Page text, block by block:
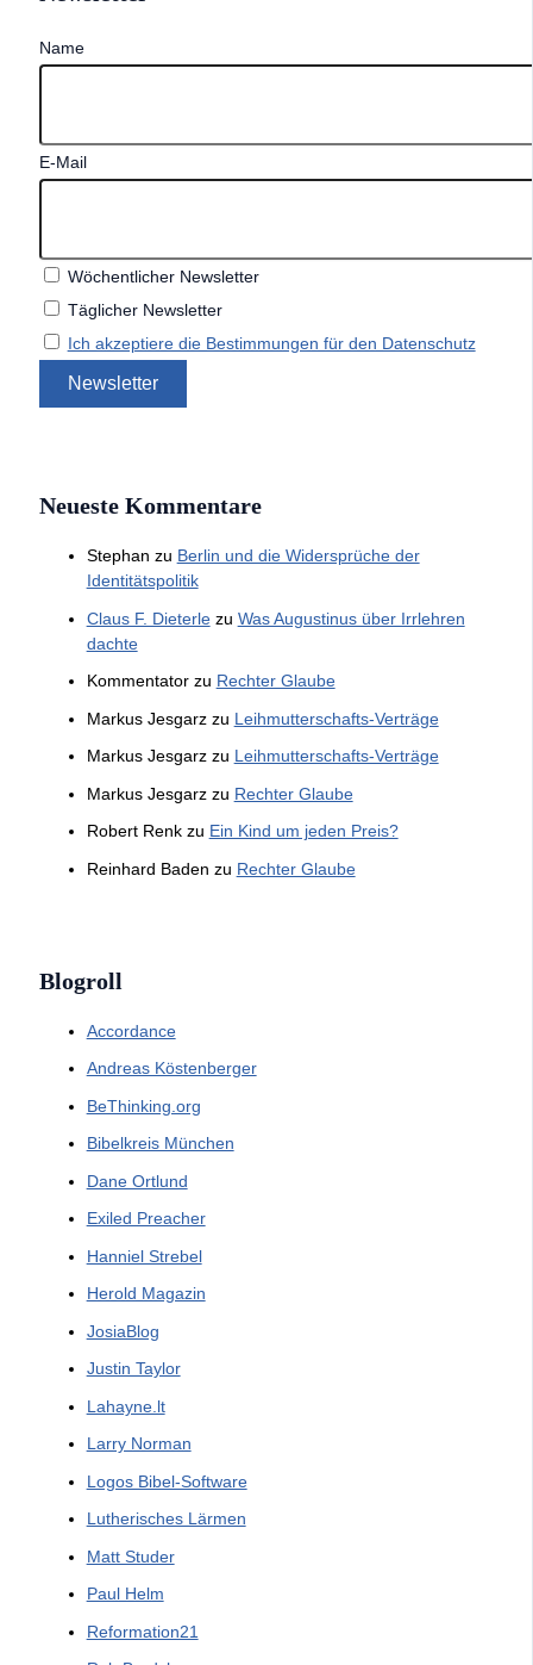
Name
E-Mail
Wöchentlicher Newsletter
Täglicher Newsletter
Ich akzeptiere die Bestimmungen für den Datenschutz
Neueste Kommentare
Stephan zu Berlin und die Widersprüche der
Identitätspolitik
Claus F. Dieterlezu Was Augustinus über Irrlehren
dachte
Kommentatorzu Rechter Glaube
Markus Jesgarzzu Leihmutterschafts-Verträge
Markus Jesgarzzu Leihmutterschafts-Verträge
Markus Jesgarzzu Rechter Glaube
Robert Renkzu Ein Kind um jeden Preis?
Reinhard Baden zu Rechter Glaube
Blogroll
Accordance
Andreas Köstenberger
BeThinking.org
Bibelkreis München
Dane Ortlund
Exiled Preacher
Hanniel Strebel
Herold Magazin
JosiaBlog
Justin Taylor
Lahayne.lt
Larry Norman
Logos Bibel-Software
Lutherisches Lärmen
Matt Studer
Paul Helm
Reformation21